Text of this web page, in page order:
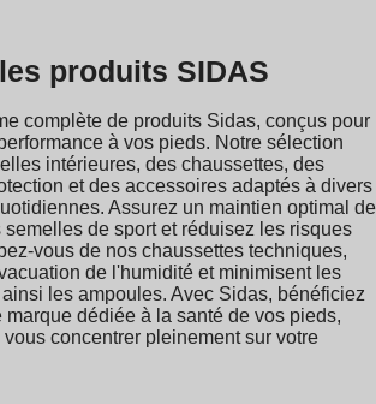
produits SIDAS
complète de produits Sidas, conçus pour
à vos pieds. Notre sélection
intérieures, des chaussettes, des
et des accessoires adaptés à divers
Assurez un maintien optimal de
de sport et réduisez les risques
vous de nos chaussettes techniques,
de l'humidité et minimisent les
les ampoules. Avec Sidas, bénéficiez
dédiée à la santé de vos pieds,
concentrer pleinement sur votre